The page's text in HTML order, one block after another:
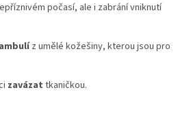
počasí, ale i zabrání vniknutí
z umělé kožešiny, kterou jsou pro
zavázat tkaničkou.